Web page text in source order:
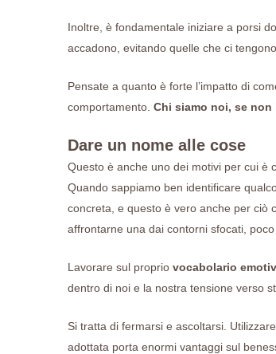
Inoltre, è fondamentale iniziare a porsi
accadono, evitando quelle che ci
Pensate a quanto è forte l’impatto di
comportamento. Chi siamo noi, se
Dare un nome alle cose
Questo è anche uno dei motivi per cui è
Quando sappiamo ben identificare
concreta, e questo è vero anche per ciò
affrontarne una dai contorni sfocati, poco
Lavorare sul proprio vocabolario
dentro di noi e la nostra tensione verso
Si tratta di fermarsi e ascoltarsi.
adottata porta enormi vantaggi sul